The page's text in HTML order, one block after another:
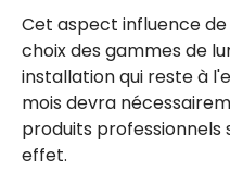
Cet aspect influence
choix des gammes de
installation qui reste à
mois devra
produits
effet.